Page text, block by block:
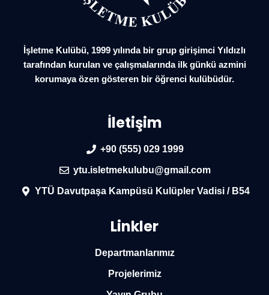
İşletme Kulübü, 1999 yılında bir grup girişimci Yıldızlı
tarafından kurulan ve çalışmalarında ilk günkü azmini
korumaya özen gösteren bir öğrenci kulübüdür.
İletişim
+90 (555) 029 1999
ytu.isletmekulubu@gmail.com
YTÜ Davutpaşa Kampüsü Kulüpler Vadisi / B54
Linkler
Departmanlarımız
Projelerimiz